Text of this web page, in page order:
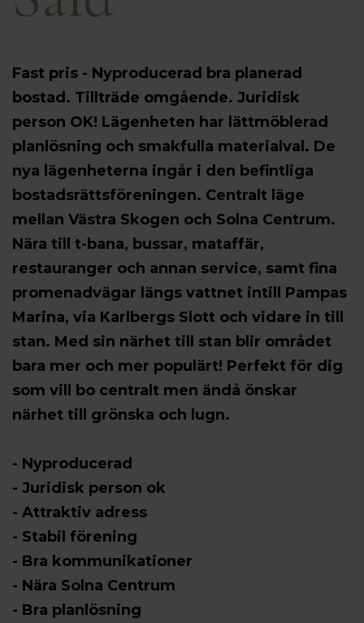
Fast pris - Nyproducerad bra planerad
bostad. Tillträde omgående. Juridisk
person OK! Lägenheten har lättmöblerad
planlösning och smakfulla materialval. De
nya lägenheterna ingår i den befintliga
bostadsrättsföreningen. Centralt läge
mellan Västra Skogen och Solna Centrum.
Nära till t-bana, bussar, mataffär,
restauranger och annan service, samt fina
promenadvägar längs vattnet intill Pampas
Marina, via Karlbergs Slott och vidare in till
stan. Med sin närhet till stan blir området
bara mer och mer populärt! Perfekt för dig
som vill bo centralt men ändå önskar
närhet till grönska och lugn.
- Nyproducerad
- Juridisk person ok
- Attraktiv adress
- Stabil förening
- Bra kommunikationer
- Nära Solna Centrum
- Bra planlösning